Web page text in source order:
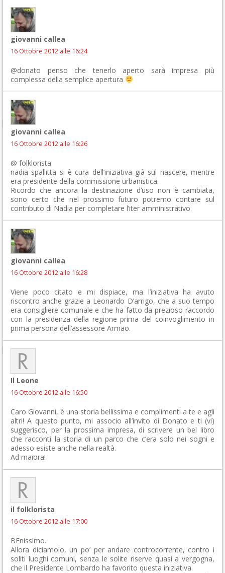
giovanni callea
16 Ottobre 2012 alle 16:24
@donato penso che tenerlo aperto sarà impresa più
complessa della semplice apertura
giovanni callea
16 Ottobre 2012 alle 16:26
@ folklorista
nadia spallitta si è cura dell’iniziativa già sul nascere, mentre
era presidente della commissione urbanistica.
Ricordo che ancora la destinazione d’uso non è cambiata,
sono certo che nel prossimo futuro potremo contare sul
contributo di Nadia per completare l’iter amministrativo.
giovanni callea
16 Ottobre 2012 alle 16:28
Viene poco citato e mi dispiace, ma l’iniziativa ha avuto
riscontro anche grazie a Leonardo D’arrigo, che a suo tempo
era consigliere comunale e che ha fatto da prezioso raccordo
con la presidenza della regione prima del coinvoglimento in
prima persona dell’assessore Armao.
Il Leone
16 Ottobre 2012 alle 16:50
Caro Giovanni, è una storia bellissima e complimenti a te e agli
altri! A questo punto, mi associo all’invito di Donato e ti (vi)
suggerisco, per la prossima impresa, di scrivere un bel libro
che racconti la storia di un parco che c’era solo nei sogni e
adesso esiste anche nella realtà.
Ad maiora!
il folklorista
16 Ottobre 2012 alle 17:00
BEnissimo.
Allora diciamolo, un po’ per andare controcorrente, contro i
soliti luoghi comuni, senza le solite riserve quasi a vergogna,
che il Presidente Lombardo ha favorito questa iniziativa.